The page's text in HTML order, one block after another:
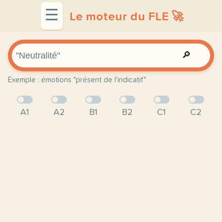
☰ Le moteur du FLE 🚀
🔎
Exemple : émotions "présent de l'indicatif"
A1 A2 B1 B2 C1 C2